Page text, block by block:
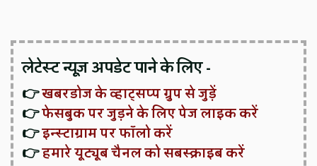
लेटेस्ट न्यूज़ अपडेट पाने के लिए -
👉खबरडोज के व्हाट्सप्प ग्रुप से जुड़ें
👉फेसबुक पर जुड़ने के लिए पेज लाइक करें
👉इन्स्टाग्राम पर फॉलो करें
👉हमारे यूट्यूब चैनल को सबस्क्राइब करें